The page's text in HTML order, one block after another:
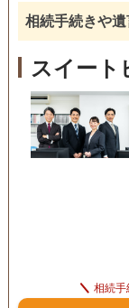
う方がほとんどです。 出来るだけ分かりやす
を心がけております。 些細な事でも構いません
無料。 ご自宅、
軽にご相談くださ
電話相談可 訪
相続手続きや
スイート
相続